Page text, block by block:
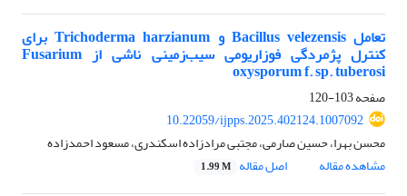
تعامل Bacillus velezensis و Trichoderma harzianum برای
کنترل پژمردگی فوزاریومی سیب‌زمینی ناشی از Fusarium
oxysporum f. sp. tuberosi
صفحه103-120
10.22059/ijpps.2025.402124.1007092
محسن بهرا، حسین صارمی، مجتبی مرادزاده اسکندری، مسعود احمدزاده
مشاهده مقاله
اصل مقاله 1.99 M